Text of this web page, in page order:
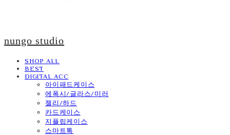
nungo studio
SHOP ALL
BEST
DIGITAL ACC
아이패드케이스
에폭시/글라스/미러
젤리/하드
카드케이스
지플립케이스
스마트톡